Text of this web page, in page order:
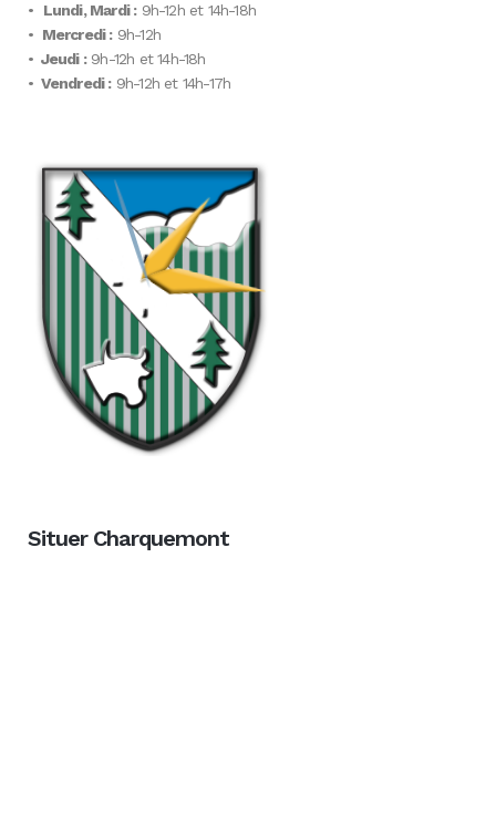
• Lundi, Mardi :9h-12h et 14h-18h
• Mercredi :9h-12h
• Jeudi :9h-12h et 14h-18h
• Vendredi :9h-12h et 14h-17h
Situer Charquemont